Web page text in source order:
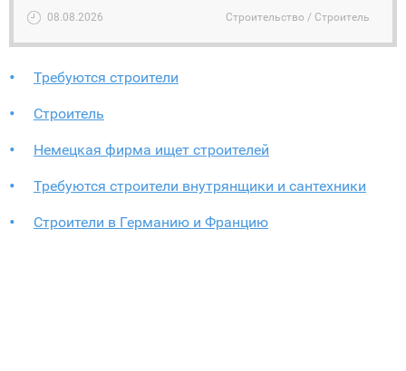
08.08.2026 Строительство / Строитель
Требуются строители
Строитель
Немецкая фирма ищет строителей
Требуются строители внутрянщики и сантехники
Строители в Германию и Францию